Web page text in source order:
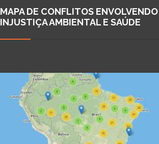
MAPA DE CONFLITOS ENVOLVENDO
INJUSTIÇA AMBIENTAL E SAÚDE